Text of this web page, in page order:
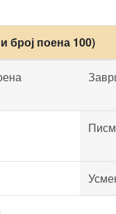
број поена 100)